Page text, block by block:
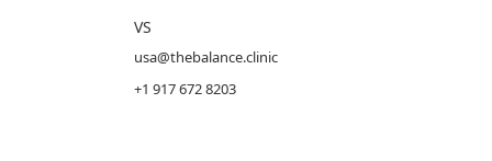
VS
usa@thebalance.clinic
+1 917 672 8203